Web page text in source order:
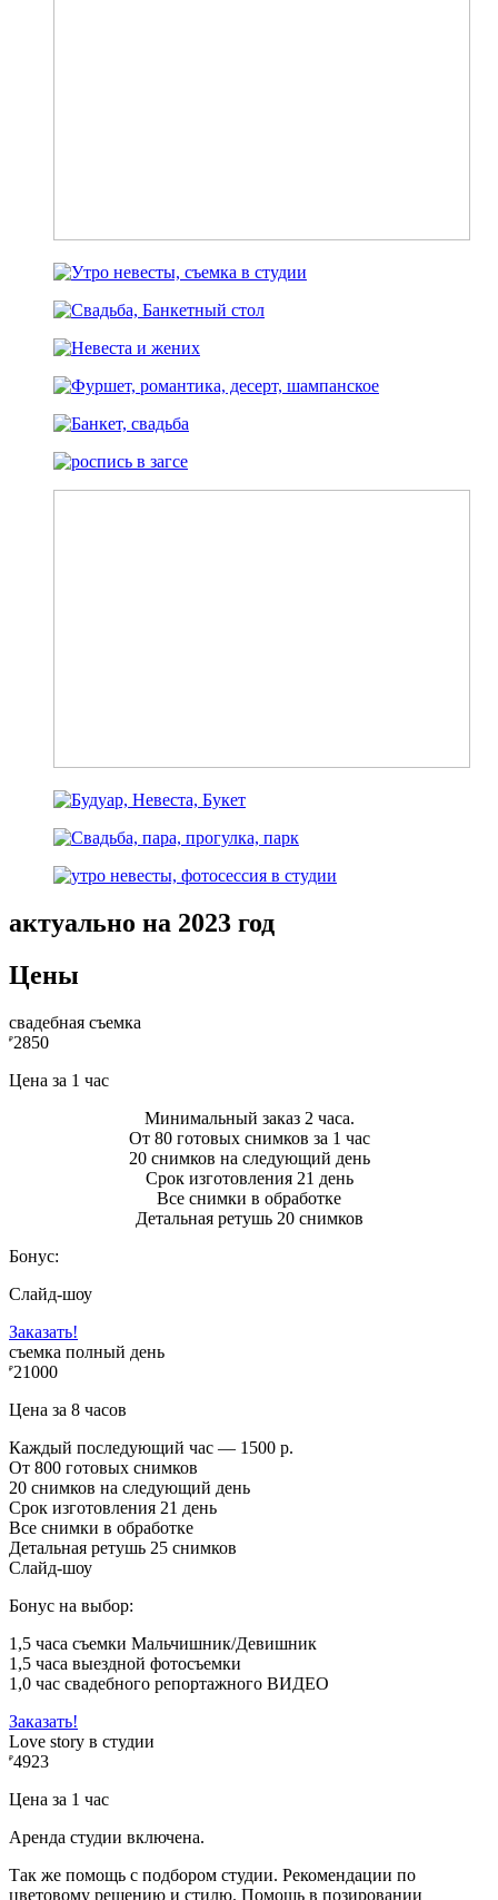
актуально на 2023 год
Цены
свадебная съемка
₽2850
Цена за 1 час
Минимальный заказ 2 часа.
От 80 готовых снимков за 1 час
20 снимков на следующий день
Срок изготовления 21 день
Все снимки в обработке
Детальная ретушь 20 снимков
Бонус:
Слайд-шоу
Заказать!
съемка полный день
₽21000
Цена за 8 часов
Каждый последующий час — 1500 р.
От 800 готовых снимков
20 снимков на следующий день
Срок изготовления 21 день
Все снимки в обработке
Детальная ретушь 25 снимков
Слайд-шоу
Бонус на выбор:
1,5 часа съемки Мальчишник/Девишник
1,5 часа выездной фотосъемки
1,0 час свадебного репортажного ВИДЕО
Заказать!
Love story в студии
₽4923
Цена за 1 час
Аренда студии включена.
Так же помощь с подбором студии. Рекомендации по
цветовому решению и стилю. Помощь в позировании